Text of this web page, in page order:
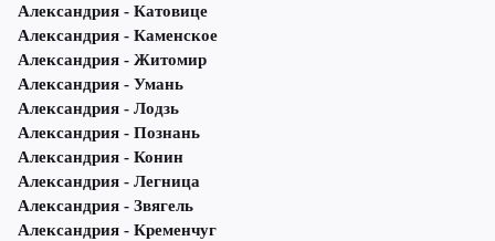
Александрия - Катовице
Александрия - Каменское
Александрия - Житомир
Александрия - Умань
Александрия - Лодзь
Александрия - Познань
Александрия - Конин
Александрия - Легница
Александрия - Звягель
Александрия - Кременчуг